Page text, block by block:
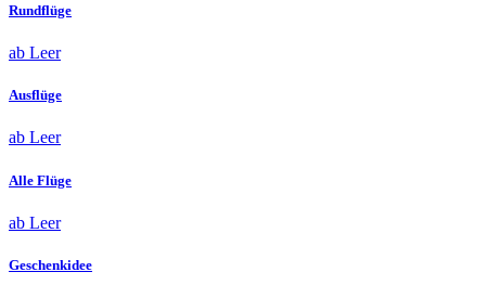
Rundflüge
ab Leer
Ausflüge
ab Leer
Alle Flüge
ab Leer
Geschenkidee